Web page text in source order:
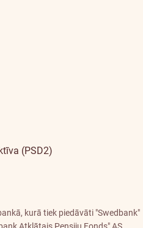
(PSD2)
kurā tiek piedāvāti "Swedbank"